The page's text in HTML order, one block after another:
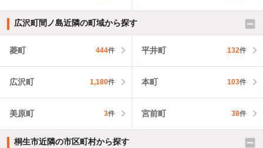
広沢町間ノ島近隣の町域から探す
菱町 444件 平井町 132件
広沢町 1,180件 本町 103件
美原町 3件 宮前町 38件
桐生市近隣の市区町村から探す